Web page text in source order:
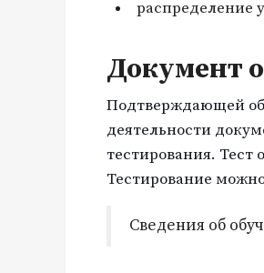
распределение
Документ
Подтверждающей
деятельности
тестирования. Тест
Тестирование
Сведения об